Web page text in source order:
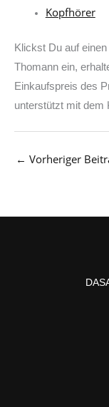
Kopfhörer
Klickst Du auf
Thomann ein,
Einkaufspreis des
unterstützt mit dem
← Vorheriger